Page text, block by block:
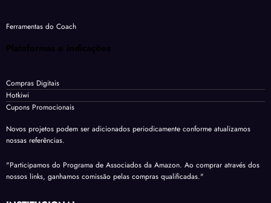
Ferramentas do Coach
Plataformas e indicações
Compras Digitais
Hotkiwi
Cupons Promocionais
Novos projetos podem ser adicionados periodicamente conforme atualizamos
nossas referências.
"Participamos do Programa de Associados da Amazon. Ao comprar através dos
nossos links, ganhamos comissão pelas compras qualificadas."